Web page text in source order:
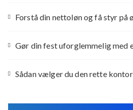
Forstå din nettoløn og få styr på
Gør din fest uforglemmelig med
Sådan vælger du den rette